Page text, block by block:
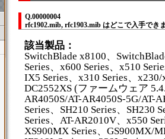
Q.00000004
rfc1902.mib, rfc1903.mib はどこで入手でき
該当製品：
SwitchBlade x8100、
Series、x600 Series、x510
IX5 Series、x310 Series、
DC2552XS (ファームウェア
AR4050S/AT-AR4050S-5G/AT-
Series、SH210 Series、SH230
Series、AT-AR2010V、x550
XS900MX Series、GS900MX/